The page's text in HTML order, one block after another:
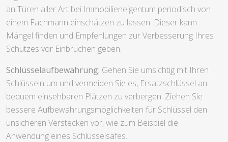
an Türen aller Art bei Immobilieneigentum periodisch von
einem Fachmann einschätzen zu lassen. Dieser kann
Mängel finden und Empfehlungen zur Verbesserung Ihres
Schutzes vor Einbrüchen geben.
Schlüsselaufbewahrung: Gehen Sie umsichtig mit Ihren
Schlüsseln um und vermeiden Sie es, Ersatzschlüssel an
bequem einsehbaren Plätzen zu verbergen. Ziehen Sie
bessere Aufbewahrungsmöglichkeiten für Schlüssel den
unsicheren Verstecken vor, wie zum Beispiel die
Anwendung eines Schlüsselsafes.